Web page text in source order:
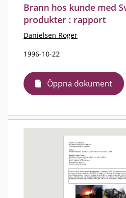
Brann hos kunde med
produkter : rapport
Danielsen Roger
1996-10-22
Öppna dokument